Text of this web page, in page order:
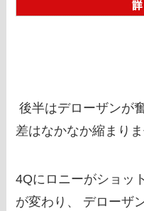
後半はデローザンが
差はなかなか縮まりま
4Qにロニーがショッ
が変わり、 デローザ